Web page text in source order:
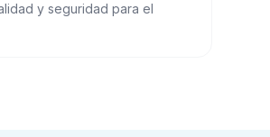
y seguridad para el